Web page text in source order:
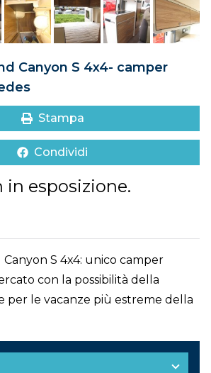
Canyon S 4x4- camper
Stampa
Condividi
in esposizione.
S 4x4: unico camper
con la possibilità della
per le vacanze più estreme della